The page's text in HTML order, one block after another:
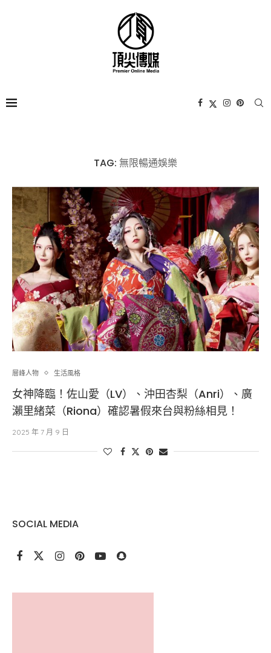
TAG: 無限暢通娛樂
層峰⼈物 生活風格
女神降臨！佐山愛（LV）、沖田杏梨（Anri）、廣
瀨里緒菜（Riona）確認暑假來台與粉絲相見！
2025 年 7 月 9 日
SOCIAL MEDIA